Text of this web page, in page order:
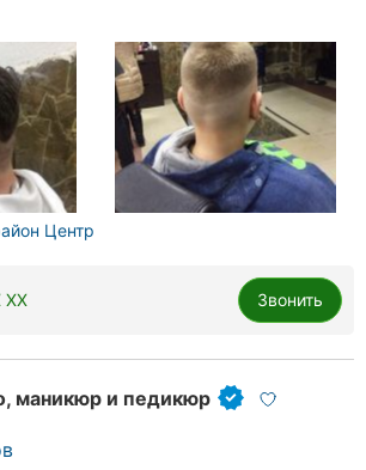
Центр
XX Звонить
маникюр и педикюр